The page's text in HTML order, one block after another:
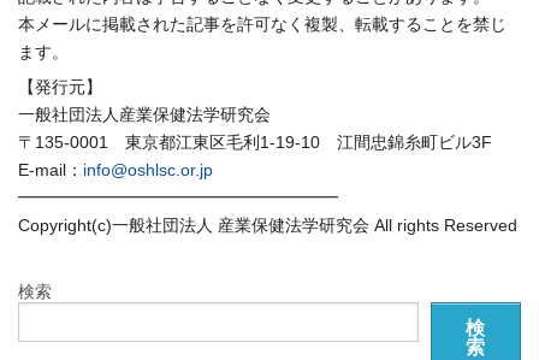
本 メールに掲載された記事を許可なく複製、 転載することを禁じ
ます。
【発行元】
一般社団法人 産業保健法学研究会
〒135-0001 東京都江東区毛利1-19-10 江間忠錦糸町ビル3F
E-mail ： info@oshlsc.or.jp
━━━━━━━━━━━━━━━━━━━
Copyright(c)一般社団法人 産業保健法学研究会 All rights Reserved
検索
検
索